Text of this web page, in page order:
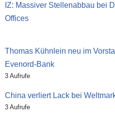
IZ: Massiver Stellenabbau bei
Offices
Thomas Kühnlein neu im
Evenord-Bank
3 Aufrufe
China verliert Lack bei
3 Aufrufe